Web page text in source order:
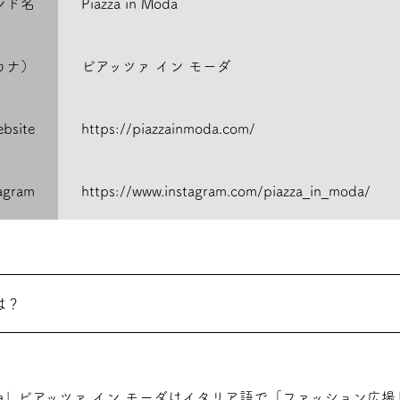
ド名 Piazza in Moda
） ピアッツァ イン モーダ
https://piazzainmoda.com/
https://www.instagram.com/piazza_in_moda/
？